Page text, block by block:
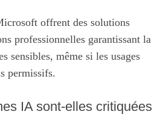
offrent des solutions
professionnelles garantissant la
sensibles, même si les usages
permissifs.
IA sont-elles critiquées